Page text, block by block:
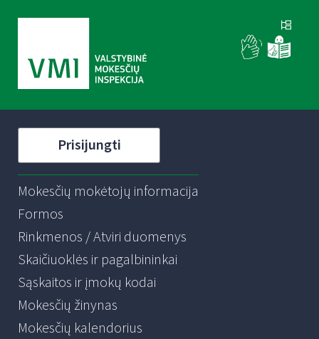
Prisijungti
Mokesčių mokėtojų informacija
Formos
Rinkmenos / Atviri duomenys
Skaičiuoklės ir pagalbininkai
Sąskaitos ir įmokų kodai
Mokesčių žinynas
Mokesčių kalendorius